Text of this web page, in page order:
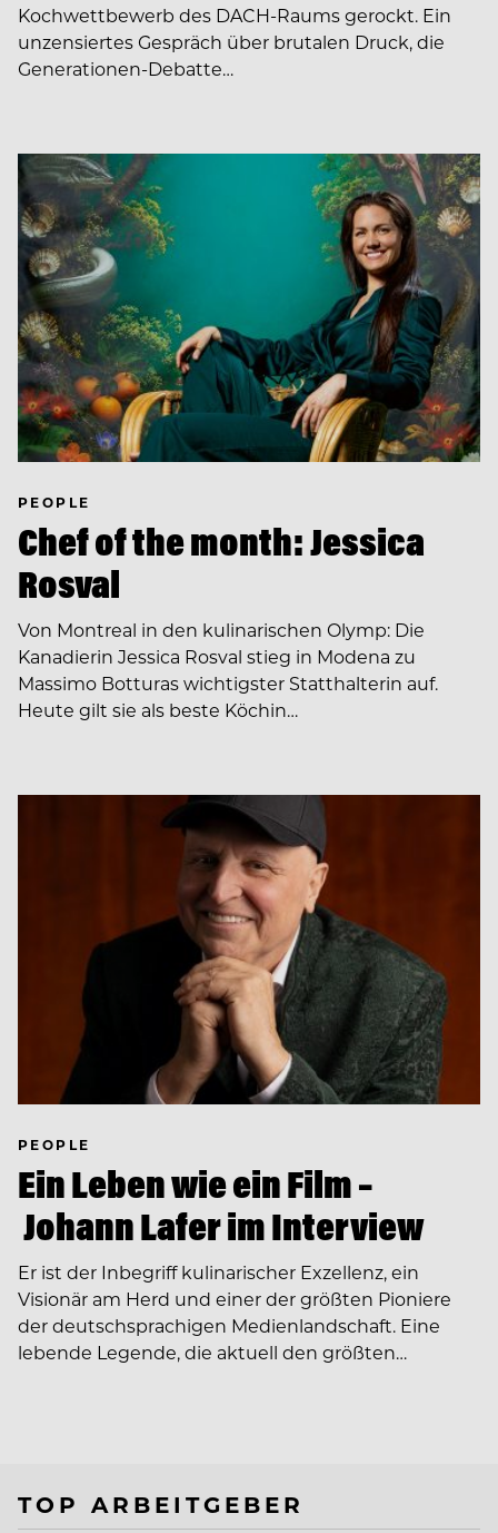
Kochwettbewerb des DACH-Raums gerockt. Ein
unzensiertes Gespräch über brutalen Druck, die
Generationen-Debatte…
PEOPLE
Chef of the month: Jessica
Rosval
Von Montreal in den kulinarischen Olymp: Die
Kanadierin Jessica Rosval stieg in Modena zu
Massimo Botturas wichtigster Statthalterin auf.
Heute gilt sie als beste Köchin…
PEOPLE
Ein Leben wie ein Film –
Johann Lafer im Interview
Er ist der Inbegriff kulinarischer Exzellenz, ein
Visionär am Herd und einer der größten Pioniere
der deutschsprachigen Medienlandschaft. Eine
lebende Legende, die aktuell den größten…
TOP ARBEITGEBER